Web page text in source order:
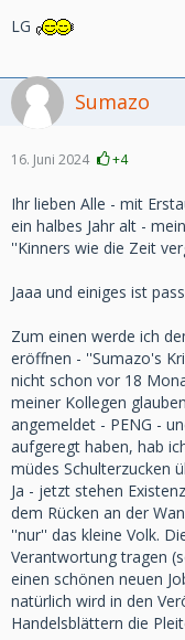
LG
Sumazo
16. Juni 2024 +4
Ihr lieben Alle - mit
ein halbes Jahr alt -
''Kinners wie die Zeit
Jaaa und einiges ist
Zum einen werde ich
eröffnen - ''Sumazo's
nicht schon vor 18
meiner Kollegen
angemeldet - PENG -
aufgeregt haben, hab
müdes Schulterzucken
Ja - jetzt stehen
dem Rücken an der
''nur'' das kleine Volk.
Verantwortung tragen
einen schönen neuen
natürlich wird in den
Handelsblättern die